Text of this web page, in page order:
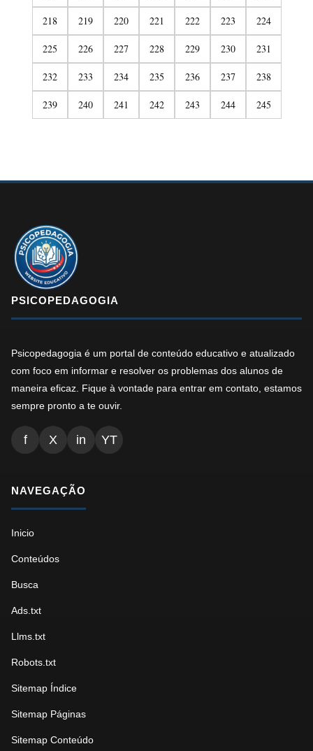
218 219 220 221 222 223 224
225 226 227 228 229 230 231
232 233 234 235 236 237 238
239 240 241 242 243 244 245
PSICOPEDAGOGIA
Psicopedagogia é um portal de conteúdo educativo e atualizado
com foco em informar e resolver os problemas dos alunos de
maneira eficaz. Fique à vontade para entrar em contato, estamos
sempre pronto a te ouvir.
f X in YT
NAVEGAÇÃO
Inicio
Conteúdos
Busca
Ads.txt
Llms.txt
Robots.txt
Sitemap Índice
Sitemap Páginas
Sitemap Conteúdo